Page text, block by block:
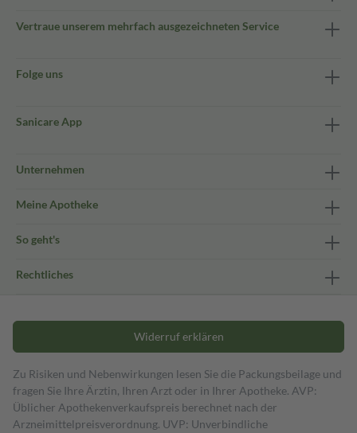
Vertraue unserem mehrfach ausgezeichneten Service
Folge uns
Sanicare App
Unternehmen
Meine Apotheke
So geht's
Rechtliches
Widerruf erklären
Zu Risiken und Nebenwirkungen lesen Sie die Packungsbeilage und
fragen Sie Ihre Ärztin, Ihren Arzt oder in Ihrer Apotheke. AVP:
Üblicher Apothekenverkaufspreis berechnet nach der
Arzneimittelpreisverordnung. UVP: Unverbindliche